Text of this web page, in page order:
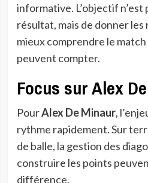
informative. L’objectif n’est
résultat, mais de donner
mieux comprendre le
peuvent compter.
Focus sur Alex
PourAlex De Minaur,
rythme rapidement. Sur
de balle, la gestion des
construire les points
différence.